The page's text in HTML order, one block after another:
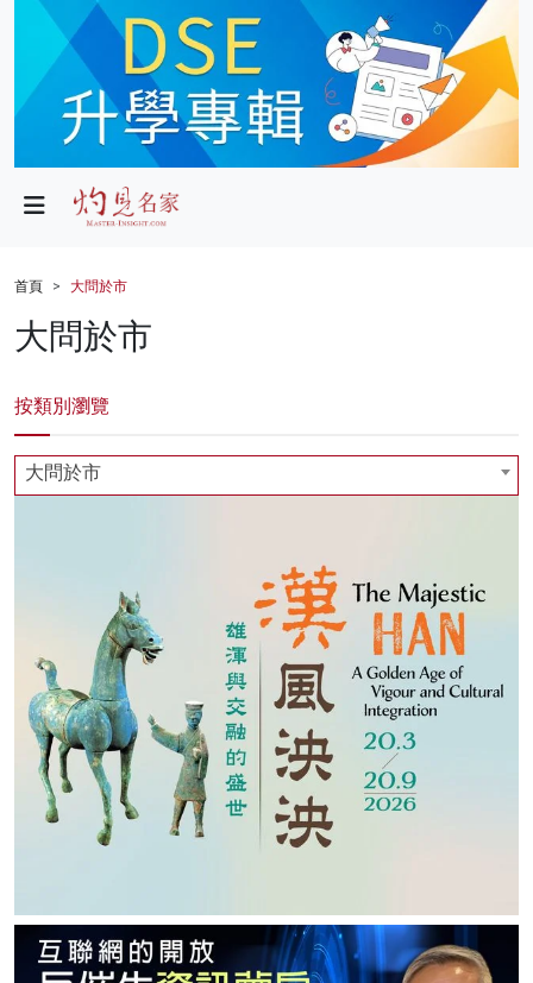
政局
財經
生活
商業
科技
灼見活動
關於我們
首頁 大問於市
大問於市
按類別瀏覽
大問於市